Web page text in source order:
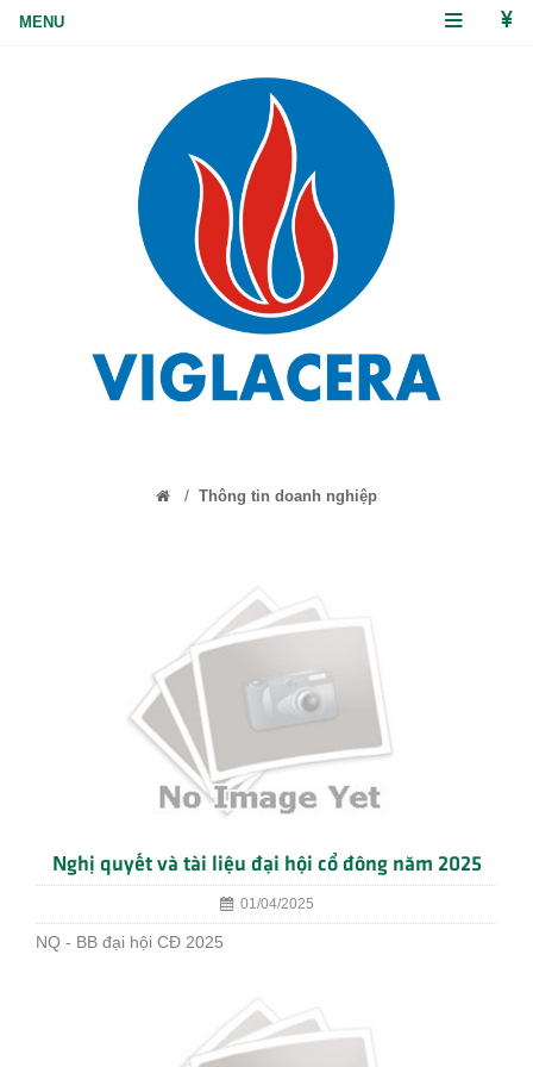
/ Thông tin doanh nghiệp
Nghị quyết và tài liệu đại hội cổ đông năm 2025
01/04/2025
NQ - BB đại hội CĐ 2025